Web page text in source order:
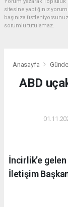
Yorum yazarak Topluluk
sitesine yaptığınız
başınıza
sorumlu tutulamaz.
Anasayfa
ABD
İncirlik’e
İletişim